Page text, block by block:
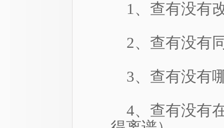
1、查有没有
2、查有没有
3、查有没有
4、查有没有